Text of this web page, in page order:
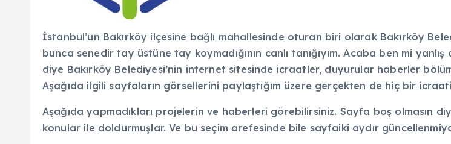
İstanbul’un Bakırköy ilçesine bağlı mahallesinde oturan biri olarak Bakırköy
bunca senedir tay üstüne tay koymadığının canlı tanığıyım. Acaba ben mi yanlış
diye Bakırköy Belediyesi’nin internet sitesinde icraatler, duyurular haberler
Aşağıda ilgili sayfaların görsellerini paylaştığım üzere gerçekten de hiç bir
Aşağıda yapmadıkları projelerin ve haberleri görebilirsiniz. Sayfa boş olmasın
konular ile doldurmuşlar. Ve bu seçim arefesinde bile sayfaiki aydır